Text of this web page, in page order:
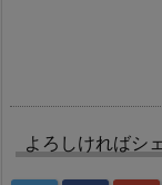
よろしければシ